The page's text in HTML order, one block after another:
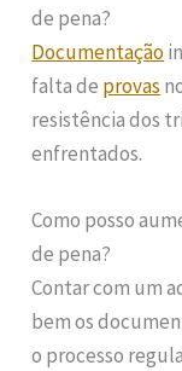
de pena?
Documentação
falta de provas
resistência dos
enfrentados.
Como posso
de pena?
Contar com um
bem os
o processo